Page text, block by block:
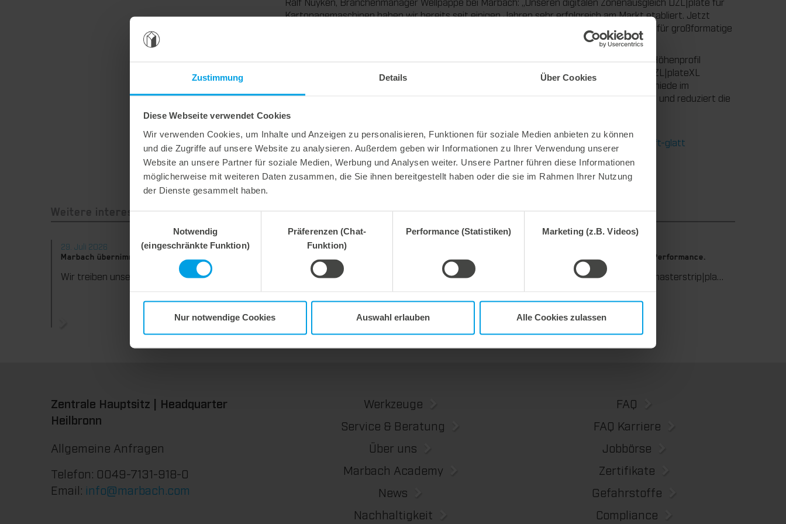
Zustimmung Details Über Cookies
Diese Webseite verwendet Cookies
Wir verwenden Cookies, um Inhalte und Anzeigen zu personalisieren, Funktionen für soziale Medien anbieten zu können
und die Zugriffe auf unsere Website zu analysieren. Außerdem geben wir Informationen zu Ihrer Verwendung unserer
Website an unsere Partner für soziale Medien, Werbung und Analysen weiter. Unsere Partner führen diese Informationen
möglicherweise mit weiteren Daten zusammen, die Sie ihnen bereitgestellt haben oder die sie im Rahmen Ihrer Nutzung
der Dienste gesammelt haben.
Notwendig
(eingeschränkte Funktion)
Präferenzen (Chat-
Funktion)
Performance (Statistiken) Marketing (z.B. Videos)
Nur notwendige Cookies Auswahl erlauben Alle Cookies zulassen
Kartonagemaschinen haben wir bereits seit einigen Jahren sehr erfolgreich am Markt etabliert. Jetzt
haben wir mit dem DZL|plateXL eine Lösung mit einer zweigeteilten Schonplatte explizit für großformatige
Die zweigeteilte Schonplatte des DZL|plateXL wird individuell mit einem aufgedruckten Höhenprofil
versehen und so auf die jeweiligen Gegebenheiten der Stanzmaschine angepasst. Der DZL|plateXL
übernimmt damit dauerhaft die Zonenzurichtung der Maschine, in dem er Höhenunterschiede im
Stanztiegelbereich kompensiert. Das sorgt für optimale Druckverhältnisse beim Stanzen und reduziert die
Mehr Infos zu zum DZL|plateXL gibt es auf dem Marbach Experience Hub:
https://experience.marbach.com/blog-detail/der-digitale-zonenausgleich-und-alles-laeuft-glatt
Weitere interessante Neuigkeiten
29. Juli 2026
Marbach übernimmt Verantwortung.
Wir treiben unser Engagement für Nachhaltigkeit konsequent weiter voran. Mit der Veröffentlichung des vierten Nachhaltigkeitsberichts dokumentieren wir erneut unsere Fortschritte auf dem Weg zu einer nachhaltigen Unternehmensführung.
28. Juli 2026
Maximale Prozesssicherheit,
konsequent abfallfrei.
Flexibel ausgleichen. Präzise stanzen. Maximale Ausbrech-Performance.
Wir bieten mit der masterstrip|plate eine seit vielen Jahren bewährte Lösung für maximale Prozesssicherheit beim Ausbrechen. Das speziell entwickelte Ausbrechoberteil ermöglicht einen stabilen, sauberen und effizienten Ausbrechprozess auch bei anspruchsvollen Anwendungen.
Zentrale Hauptsitz | Headquarter
Heilbronn
Allgemeine Anfragen
Telefon: 0049-7131-918-0
Email: info@marbach.com
Werkzeuge
Service & Beratung
Über uns
Marbach Academy
News
Nachhaltigkeit
FAQ
FAQ Karriere
Jobbörse
Zertifikate
Gefahrstoffe
Compliance